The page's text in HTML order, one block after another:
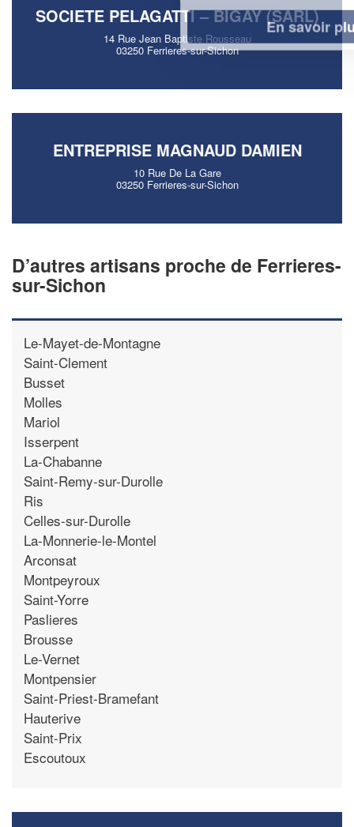
SOCIETE PELAGATTI – BIGAY (SARL)
14 Rue Jean Baptiste Rousseau
03250 Ferrieres-sur-Sichon
ENTREPRISE MAGNAUD DAMIEN
10 Rue De La Gare
03250 Ferrieres-sur-Sichon
D’autres artisans proche de Ferrieres-
sur-Sichon
Le-Mayet-de-Montagne
Saint-Clement
Busset
Molles
Mariol
Isserpent
La-Chabanne
Saint-Remy-sur-Durolle
Ris
Celles-sur-Durolle
La-Monnerie-le-Montel
Arconsat
Montpeyroux
Saint-Yorre
Paslieres
Brousse
Le-Vernet
Montpensier
Saint-Priest-Bramefant
Hauterive
Saint-Prix
Escoutoux
En savoir plus